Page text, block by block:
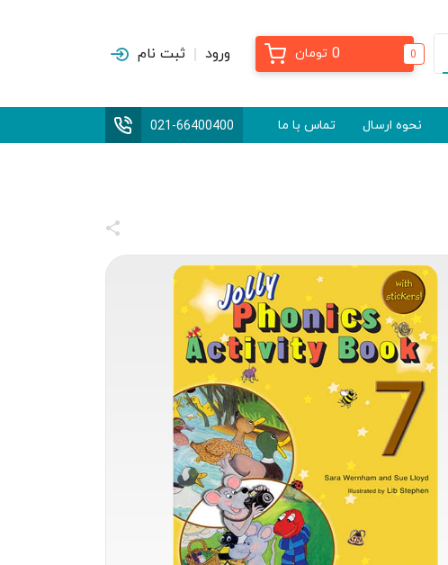
0
0 تومان ورود ثبت نام
نحوه ارسال تماس با ما 021-66400400